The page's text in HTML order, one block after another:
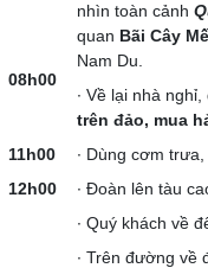
08h00
nhìn toàn cảnh
quan Bãi Cây
Nam Du.
∙ Về lại nhà
trên đảo, mua
11h00
∙ Dùng cơm
12h00
∙ Đoàn lên tàu
∙ Quý khách về
∙ Trên đường về